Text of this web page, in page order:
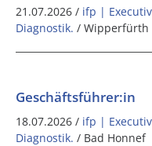
21.07.2026 / ifp |
Diagnostik. / Wipperfürth
Geschäftsführer:in
18.07.2026 / ifp |
Diagnostik. / Bad Honnef